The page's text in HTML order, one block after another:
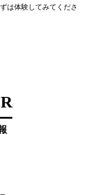
は体験してみてくださ